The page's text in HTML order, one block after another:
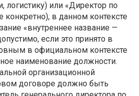
логистику) или «Директор по
в данном контексте
«внутреннее название —
если это принято в
в официальном контексте
наименование должности.
организационной
договоре должно быть